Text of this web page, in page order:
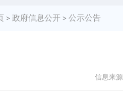
> 政府信息公开 > 公示公告
信息来